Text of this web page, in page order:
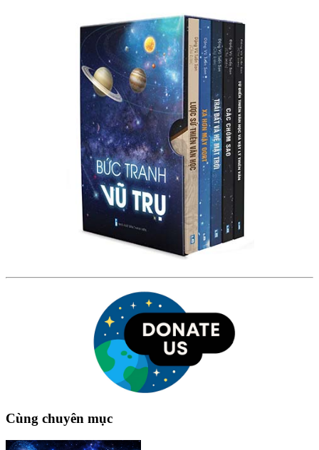
Cùng chuyên mục